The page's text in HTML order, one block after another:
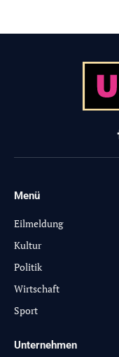
Menü
Eilmeldung
Kultur
Politik
Wirtschaft
Sport
Unternehmen